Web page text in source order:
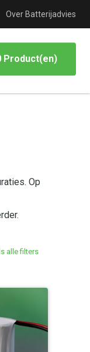
Over Batterijadvies
Product(en)
Op
alle filters